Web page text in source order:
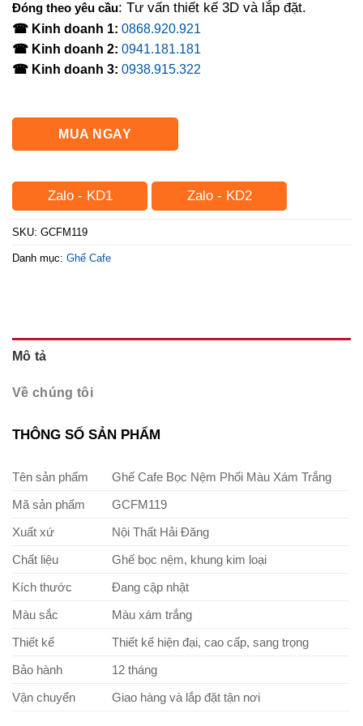
Đóng theo yêu cầu: Tư vấn thiết kế 3D và lắp đặt.
☎ Kinh doanh 1: 0868.920.921
☎ Kinh doanh 2: 0941.181.181
☎ Kinh doanh 3: 0938.915.322
MUA NGAY
Zalo - KD1 Zalo - KD2
SKU: GCFM119
Danh mục: Ghế Cafe
Mô tả
Về chúng tôi
THÔNG SỐ SẢN PHẨM
Tên sản phẩm
Ghế Cafe Bọc Nệm Phối Màu Xám Trắng
Mã sản phẩm
GCFM119
Xuất xứ
Nội Thất Hải Đăng
Chất liệu
Ghế bọc nệm, khung kim loại
Kích thước
Đang cập nhật
Màu sắc
Màu xám trắng
Thiết kế
Thiết kế hiện đại, cao cấp, sang trọng
Bảo hành
12 tháng
Vận chuyển
Giao hàng và lắp đặt tận nơi